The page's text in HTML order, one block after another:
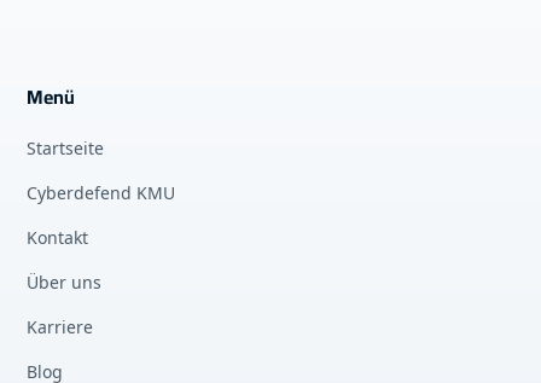
Menü
Startseite
Cyberdefend KMU
Kontakt
Über uns
Karriere
Blog